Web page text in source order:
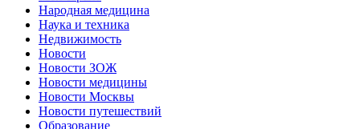
Народная медицина
Наука и техника
Недвижимость
Новости
Новости ЗОЖ
Новости медицины
Новости Москвы
Новости путешествий
Образование